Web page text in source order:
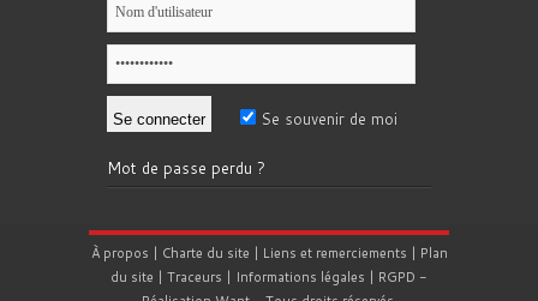
Se souvenir de moi
Mot de passe perdu ?
À propos | Charte du site | Liens et remerciements | Plan
du site | Traceurs | Informations légales | RGPD -